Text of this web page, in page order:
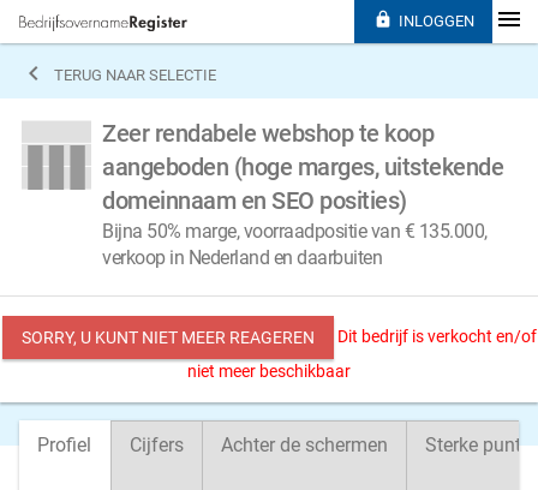
 TERUG NAAR SELECTIE
Zeer rendabele webshop te koop
aangeboden (hoge marges, uitstekende
domeinnaam en SEO posities)
Bijna 50% marge, voorraadpositie van € 135.000,
verkoop in Nederland en daarbuiten
SORRY, U KUNT NIET MEER REAGEREN
Dit bedrijf is verkocht en/of
niet meer beschikbaar
Profiel Cijfers Achter de schermen Sterke
 INLOGGEN